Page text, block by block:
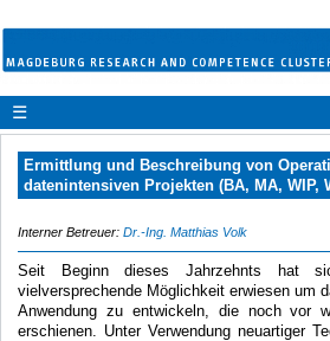
☰
Ermittlung und Beschreibung von
datenintensiven Projekten (BA, MA, WIP,
Interner Betreuer: Dr.-Ing. Matthias Volk
Seit Beginn dieses Jahrzehnts hat
vielversprechende Möglichkeit erwiesen um
Anwendung zu entwickeln, die noch vor
erschienen. Unter Verwendung neuartiger